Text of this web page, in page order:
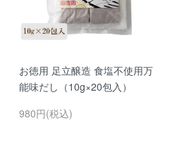
お徳用 足立醸造 食塩不使用万
能味だし（10g×20包入）
980円(税込)